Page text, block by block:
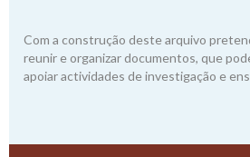
Com a construção deste arquivo
reunir e organizar documentos, que
apoiar actividades de investigação e